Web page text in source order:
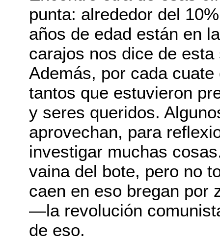
punta: alrededor del
años de edad están en
carajos nos dice de
Además, por cada
tantos que estuvieron
y seres queridos.
aprovechan, para
investigar muchas
vaina del bote, pero no
caen en eso bregan por
—la revolución
de eso.